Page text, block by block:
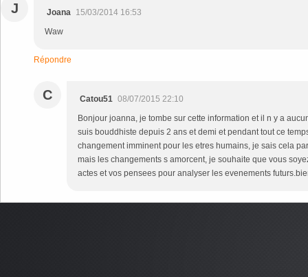
J Joana 15/03/2014 16:53
Waw
Répondre
C Catou51 08/07/2015 22:10
Bonjour joanna, je tombe sur cette information et il n y a
suis bouddhiste depuis 2 ans et demi et pendant tout ce
changement imminent pour les etres humains, je sais cela
mais les changements s amorcent, je souhaite que vous
actes et vos pensees pour analyser les evenements